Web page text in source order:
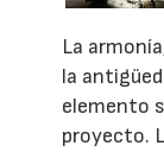
La
la
elemento
proyecto.